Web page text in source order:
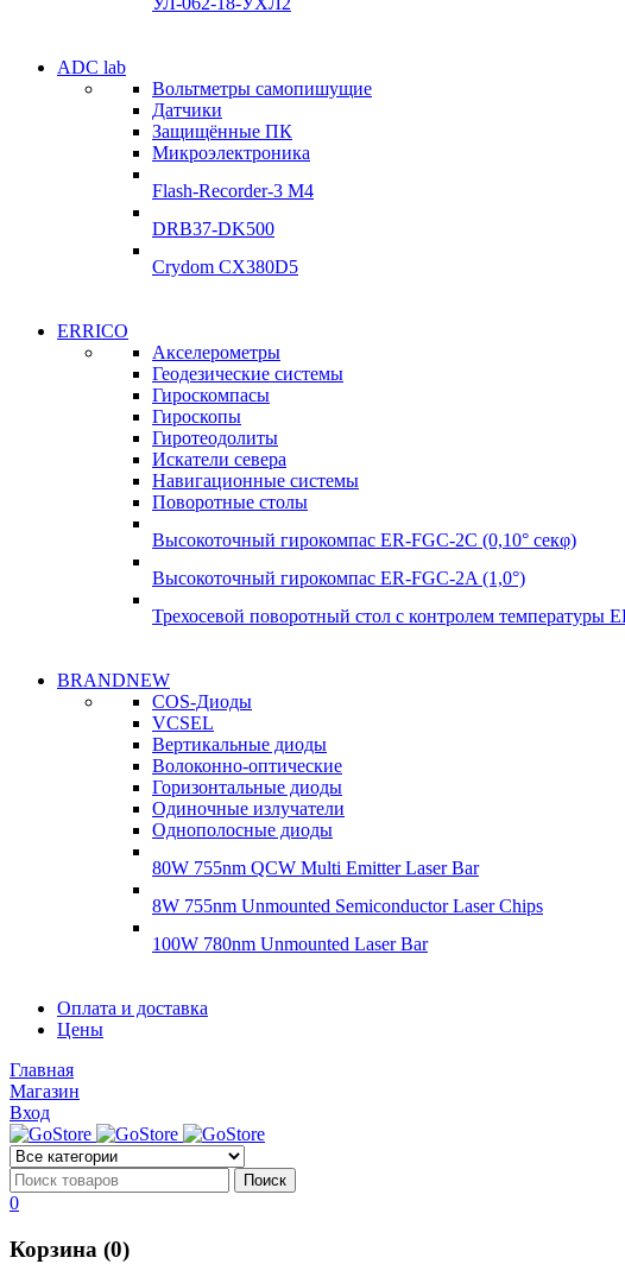
УЛ-04 УЛ-06
Подробнее
УЛ-04 УЛ-06
Подробнее
ADC lab
Вольтметры самопишущие
Датчики
Защищённые ПК
Микроэлектроника
Flash-Recorder-3 М4
DRB37-DK500
Crydom CX380D5
ADClab
Подробнее
ADClab
Подробнее
ERRICO
Акселерометры
Геодезические системы
Гироскомпасы
Гироскопы
Гиротеодолиты
Искатели севера
Навигационные системы
Поворотные столы
Высокоточный гирокомпас ER-FGC-2C (0,10° секφ)
Высокоточный гирокомпас ER-FGC-2A (1,0°)
Трехосевой поворотный стол с контролем температуры
Гироскопы
Подробнее
Гироскопы
Подробнее
BRANDNEW
COS-Диоды
VCSEL
Вертикальные диоды
Волоконно-оптические
Горизонтальные диоды
Одиночные излучатели
Однополосные диоды
80W 755nm QCW Multi Emitter Laser Bar
8W 755nm Unmounted Semiconductor Laser Chips
100W 780nm Unmounted Laser Bar
Диоды
Оплата и доставка
Цены
Главная
Магазин
Вход
0
Корзина (0)